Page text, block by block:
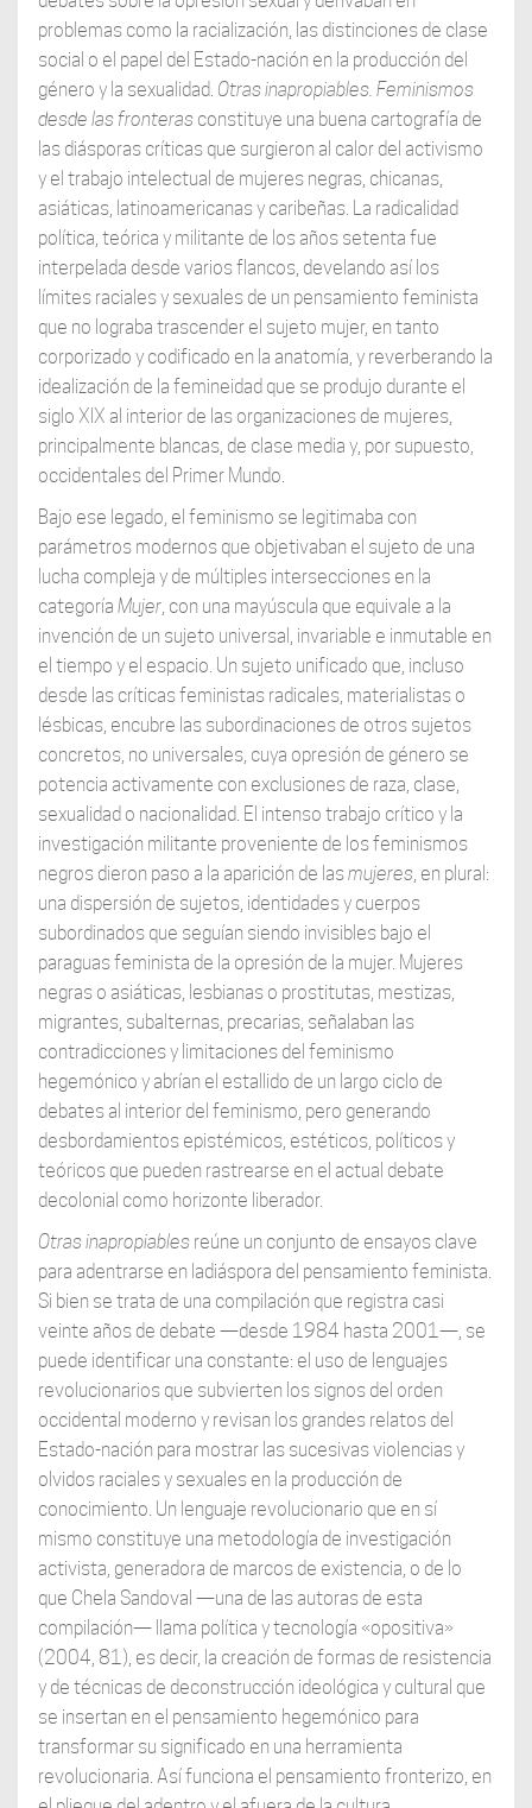
problemas como la racialización, las distinciones de clase
social o el papel del Estado-nación en la producción del
género y la sexualidad. Otras inapropiables. Feminismos
desde las fronterasconstituye una buena cartografía de
las diásporas críticas que surgieron al calor del activismo
y el trabajo intelectual de mujeres negras, chicanas,
asiáticas, latinoamericanas y caribeñas. La radicalidad
política, teórica y militante de los años setenta fue
interpelada desde varios flancos, develando así los
límites raciales y sexuales de un pensamiento feminista
que no lograba trascender el sujeto mujer, en tanto
corporizado y codificado en la anatomía, y reverberando la
idealización de la femineidad que se produjo durante el
siglo XIX al interior de las organizaciones de mujeres,
principalmente blancas, de clase media y, por supuesto,
occidentales del Primer Mundo.
Bajo ese legado, el feminismo se legitimaba con
parámetros modernos que objetivaban el sujeto de una
lucha compleja y de múltiples intersecciones en la
categoría Mujer, con una mayúscula que equivale a la
invención de un sujeto universal, invariable e inmutable en
el tiempo y el espacio. Un sujeto unificado que, incluso
desde las críticas feministas radicales, materialistas o
lésbicas, encubre las subordinaciones de otros sujetos
concretos, no universales, cuya opresión de género se
potencia activamente con exclusiones de raza, clase,
sexualidad o nacionalidad. El intenso trabajo crítico y la
investigación militante proveniente de los feminismos
negros dieron paso a la aparición de lasmujeres, en plural:
una dispersión de sujetos, identidades y cuerpos
subordinados que seguían siendo invisibles bajo el
paraguas feminista de la opresión de la mujer. Mujeres
negras o asiáticas, lesbianas o prostitutas, mestizas,
migrantes, subalternas, precarias, señalaban las
contradicciones y limitaciones del feminismo
hegemónico y abrían el estallido de un largo ciclo de
debates al interior del feminismo, pero generando
desbordamientos epistémicos, estéticos, políticos y
teóricos que pueden rastrearse en el actual debate
decolonial como horizonte liberador.
Otras inapropiables reúne un conjunto de ensayos clave
para adentrarse en ladiáspora del pensamiento feminista.
Si bien se trata de una compilación que registra casi
veinte años de debate —desde 1984 hasta 2001—, se
puede identificar una constante: el uso de lenguajes
revolucionarios que subvierten los signos del orden
occidental moderno y revisan los grandes relatos del
Estado-nación para mostrar las sucesivas violencias y
olvidos raciales y sexuales en la producción de
conocimiento. Un lenguaje revolucionario que en sí
mismo constituye una metodología de investigación
activista, generadora de marcos de existencia, o de lo
que Chela Sandoval —una de las autoras de esta
compilación— llama política y tecnología «opositiva»
(2004, 81), es decir, la creación de formas de resistencia
y de técnicas de deconstrucción ideológica y cultural que
se insertan en el pensamiento hegemónico para
transformar su significado en una herramienta
revolucionaria. Así funciona el pensamiento fronterizo, en